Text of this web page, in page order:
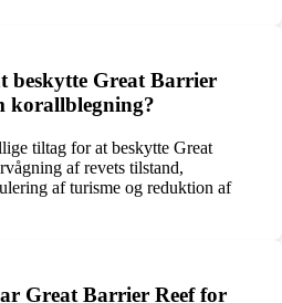
beskytte Great Barrier
korallblegning?
tiltag for at beskytte Great
af revets tilstand,
af turisme og reduktion af
Great Barrier Reef for